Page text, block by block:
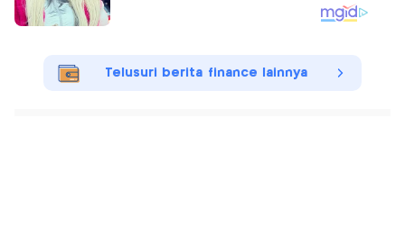
Telusuri berita finance lainnya